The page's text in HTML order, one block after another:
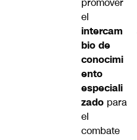
el
intercam
bio de
conocimi
ento
especiali
zado para
el
combate